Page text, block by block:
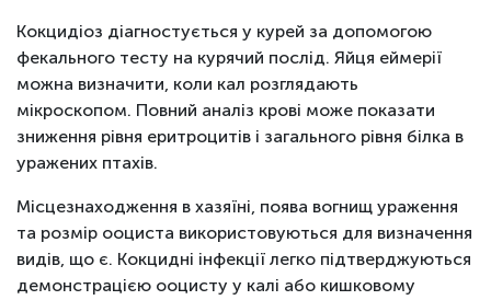
Кокцидіоз діагностується у курей за допомогою
фекального тесту на курячий послід. Яйця еймерії
можна визначити, коли кал розглядають
мікроскопом. Повний аналіз крові може показати
зниження рівня еритроцитів і загального рівня білка в
уражених птахів.
Місцезнаходження в хазяїні, поява вогнищ ураження
та розмір ооциста використовуються для визначення
видів, що є. Кокцидні інфекції легко підтверджуються
демонстрацією ооцисту у калі або кишковому